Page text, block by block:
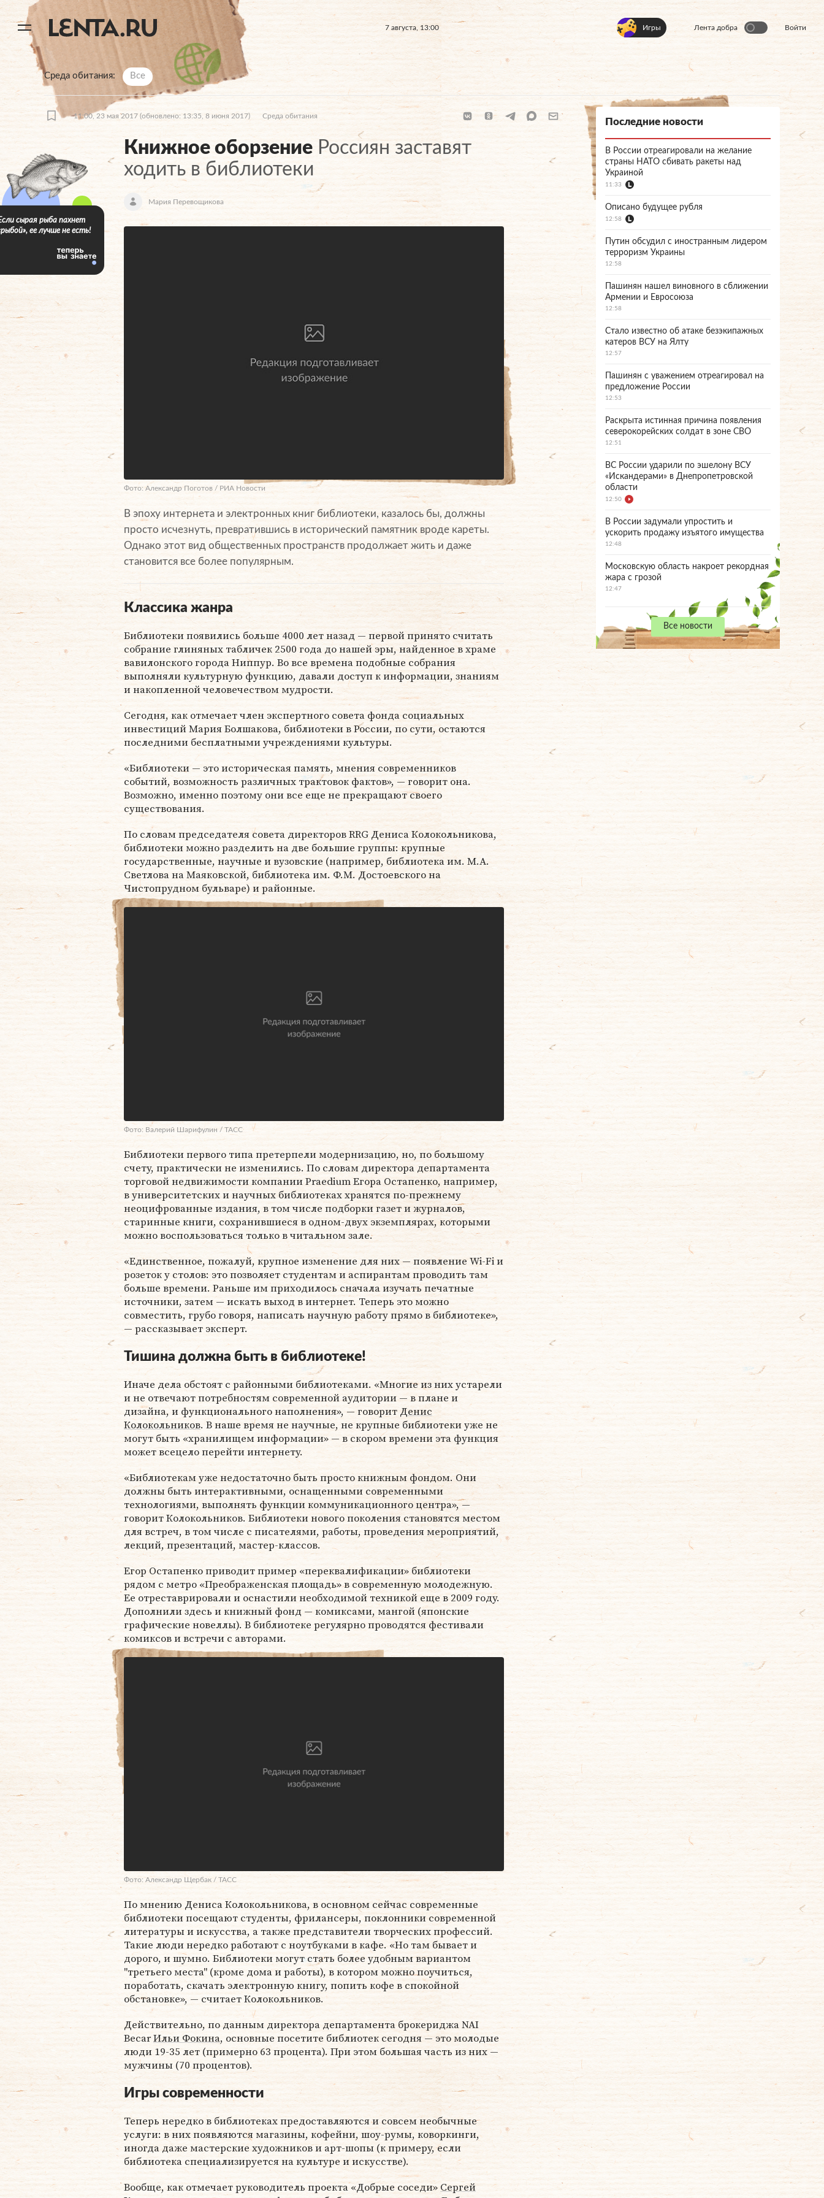
7 августа, 13:00 Игры Лента добра Войти
Среда обитания Все
11:00, 23 мая 2017 (обновлено: 13:35, 8 июня 2017) Среда обитания
Книжное оборзение Россиян заставят
ходить в библиотеки
Мария Перевощикова
Фото: Александр Поготов / РИА Новости
В эпоху интернета и электронных книг библиотеки, казалось бы, должны
просто исчезнуть, превратившись в исторический памятник вроде кареты.
Однако этот вид общественных пространств продолжает жить и даже
становится все более популярным.
Классика жанра
Библиотеки появились больше 4000 лет назад — первой принято считать
собрание глиняных табличек 2500 года до нашей эры, найденное в храме
вавилонского города Ниппур. Во все времена подобные собрания
выполняли культурную функцию, давали доступ к информации, знаниям
и накопленной человечеством мудрости.
Сегодня, как отмечает член экспертного совета фонда социальных
инвестиций Мария Болшакова, библиотеки в России, по сути, остаются
последними бесплатными учреждениями культуры.
«Библиотеки — это историческая память, мнения современников
событий, возможность различных трактовок фактов», — говорит она.
Возможно, именно поэтому они все еще не прекращают своего
существования.
По словам председателя совета директоров RRG Дениса Колокольникова,
библиотеки можно разделить на две большие группы: крупные
государственные, научные и вузовские (например, библиотека им. М.А.
Светлова на Маяковской, библиотека им. Ф.М. Достоевского на
Чистопрудном бульваре) и районные.
Фото: Валерий Шарифулин / ТАСС
Библиотеки первого типа претерпели модернизацию, но, по большому
счету, практически не изменились. По словам директора департамента
торговой недвижимости компании Praedium Егора Остапенко, например,
в университетских и научных библиотеках хранятся по-прежнему
неоцифрованные издания, в том числе подборки газет и журналов,
старинные книги, сохранившиеся в одном-двух экземплярах, которыми
можно воспользоваться только в читальном зале.
«Единственное, пожалуй, крупное изменение для них — появление Wi-Fi и
розеток у столов: это позволяет студентам и аспирантам проводить там
больше времени. Раньше им приходилось сначала изучать печатные
источники, затем — искать выход в интернет. Теперь это можно
совместить, грубо говоря, написать научную работу прямо в библиотеке»,
— рассказывает эксперт.
Тишина должна быть в библиотеке!
Иначе дела обстоят с районными библиотеками. «Многие из них устарели
и не отвечают потребностям современной аудитории — в плане и
дизайна, и функционального наполнения», — говоритДенис
Колокольников. В наше время не научные, не крупные библиотеки уже не
могут быть «хранилищем информации» — в скором времени эта функция
может всецело перейти интернету.
«Библиотекам уже недостаточно быть просто книжным фондом. Они
должны быть интерактивными, оснащенными современными
технологиями, выполнять функции коммуникационного центра», —
говорит Колокольников. Библиотеки нового поколения становятся местом
для встреч, в том числе с писателями, работы, проведения мероприятий,
лекций, презентаций, мастер-классов.
Егор Остапенко приводит пример «переквалификации» библиотеки
рядом с метро «Преображенская площадь» в современную молодежную.
Ее отреставрировали и оснастили необходимой техникой еще в 2009 году.
Дополнили здесь и книжный фонд — комиксами, мангой (японские
графические новеллы). В библиотеке регулярно проводятся фестивали
комиксов и встречи с авторами.
Фото: Александр Щербак / ТАСС
По мнению Дениса Колокольникова, в основном сейчас современные
библиотеки посещают студенты, фрилансеры, поклонники современной
литературы и искусства, а также представители творческих профессий.
Такие люди нередко работают с ноутбуками в кафе. «Но там бывает и
дорого, и шумно. Библиотеки могут стать более удобным вариантом
"третьего места" (кроме дома и работы), в котором можно поучиться,
поработать, скачать электронную книгу, попить кофе в спокойной
обстановке», — считает Колокольников.
Действительно, по данным директора департамента брокериджа NAI
BecarИльи Фокина, основные посетите библиотек сегодня — это молодые
люди 19-35 лет (примерно 63 процента). При этом большая часть из них —
мужчины (70 процентов).
Игры современности
Теперь нередко в библиотеках предоставляются и совсем необычные
услуги: в них появляются магазины, кофейни, шоу-румы, коворкинги,
иногда даже мастерские художников и арт-шопы (к примеру, если
библиотека специализируется на культуре и искусстве).
Вообще, как отмечает руководитель проекта «Добрые соседи» Сергей
сырая рыба пахнет
ее лучше не есть!
Последние новости
В России отреагировали на желание
страны НАТО сбивать ракеты над
Украиной
11:33
Описано будущее рубля
12:58
Путин обсудил с иностранным лидером
терроризм Украины
12:58
Пашинян нашел виновного в сближении
Армении и Евросоюза
12:58
Стало известно об атаке безэкипажных
катеров ВСУ на Ялту
12:57
Пашинян с уважением отреагировал на
предложение России
12:53
Раскрыта истинная причина появления
северокорейских солдат в зоне СВО
12:51
ВС России ударили по эшелону ВСУ
«Искандерами» в Днепропетровской
области
12:50
В России задумали упростить и
ускорить продажу изъятого имущества
12:48
Московскую область накроет рекордная
жара с грозой
12:47
Все новости